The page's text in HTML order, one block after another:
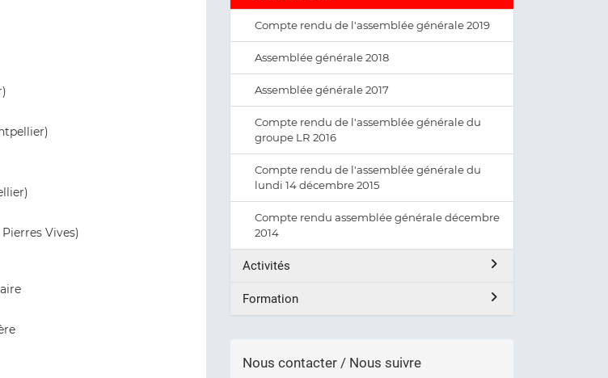
Vives)
Compte rendu de l'assemblée générale 2019
Assemblée générale 2018
Assemblée générale 2017
Compte rendu de l'assemblée générale du
groupe LR 2016
Compte rendu de l'assemblée générale du
lundi 14 décembre 2015
Compte rendu assemblée générale décembre
2014
Activités
Formation
Nous contacter / Nous suivre